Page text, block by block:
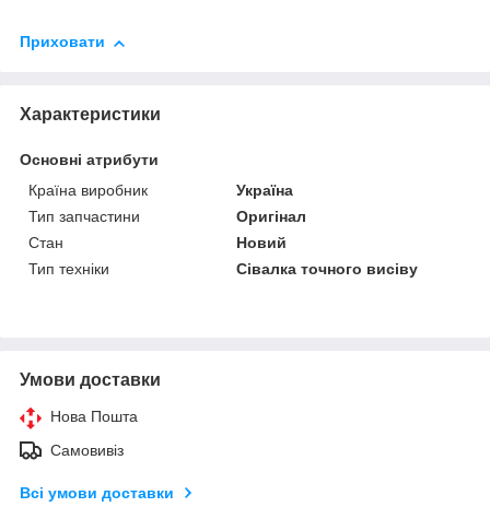
Приховати
Характеристики
Основні атрибути
Країна виробник
Україна
Тип запчастини
Оригінал
Стан
Новий
Тип техніки
Сівалка точного висіву
Умови доставки
Нова Пошта
Самовивіз
Всі умови доставки